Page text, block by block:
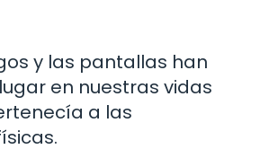
y las pantallas han
en nuestras vidas
a las